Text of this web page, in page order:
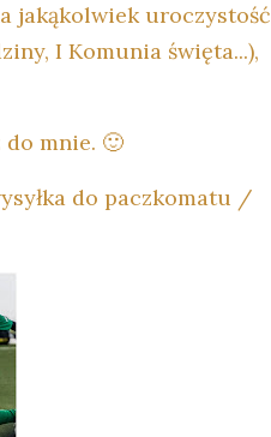
jakąkolwiek uroczystość
I Komunia święta...),
mnie. 🙂
do paczkomatu /